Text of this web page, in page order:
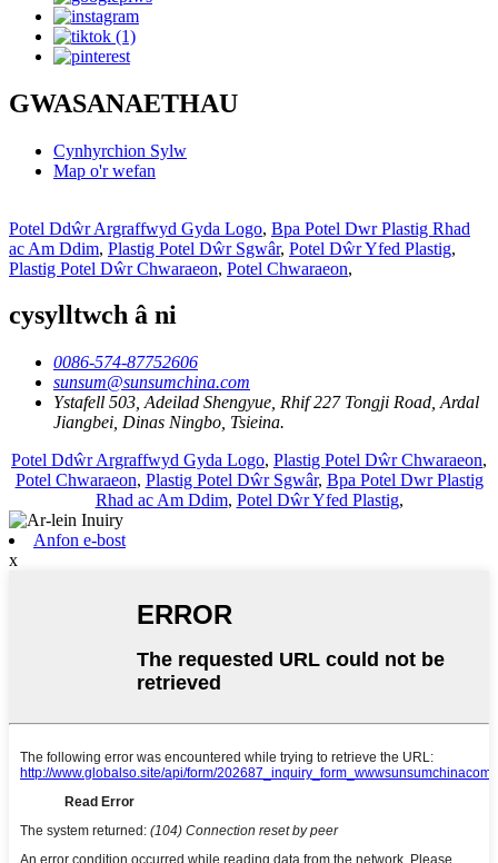
GWASANAETHAU
Cynhyrchion Sylw
Map o'r wefan
Potel Ddŵr Argraffwyd Gyda Logo, Bpa Potel Dwr Plastig Rhad
ac Am Ddim, Plastig Potel Dŵr Sgwâr, Potel Dŵr Yfed Plastig,
Plastig Potel Dŵr Chwaraeon, Potel Chwaraeon,
cysylltwch â ni
0086-574-87752606
sunsum@sunsumchina.com
Ystafell 503, Adeilad Shengyue, Rhif 227 Tongji Road, Ardal
Jiangbei, Dinas Ningbo, Tsieina.
Potel Ddŵr Argraffwyd Gyda Logo, Plastig Potel Dŵr Chwaraeon,
Potel Chwaraeon, Plastig Potel Dŵr Sgwâr, Bpa Potel Dwr Plastig
Rhad ac Am Ddim, Potel Dŵr Yfed Plastig,
Anfon e-bost
x